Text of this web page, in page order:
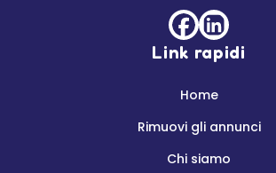
Link rapidi
Home
Rimuovi gli annunci
Chi siamo